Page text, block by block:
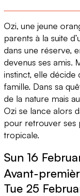
Ozi, une jeune
parents à la suite
dans une réserve,
devenus ses amis.
instinct, elle
famille. Dans sa
de la nature mais
Ozi se lance alors
pour retrouver ses
tropicale.
Sun 16
Avant-
Tue 25